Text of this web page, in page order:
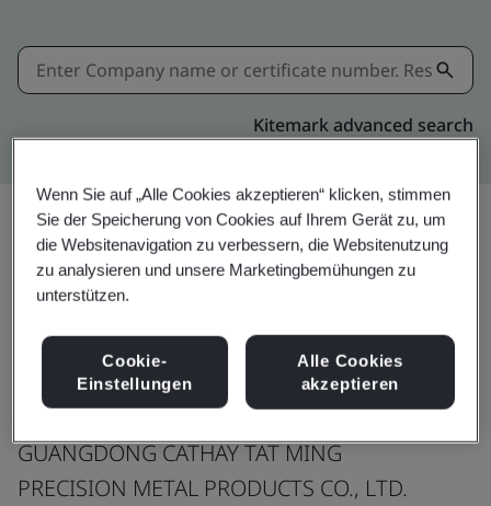
Kitemark advanced search
Teilen:
IATF 16949:2016
GUANGDONG CATHAY TAT MING
PRECISION METAL PRODUCTS CO., LTD.
Wenn Sie auf „Alle Cookies akzeptieren“ klicken, stimmen
Sie der Speicherung von Cookies auf Ihrem Gerät zu, um
die Websitenavigation zu verbessern, die Websitenutzung
zu analysieren und unsere Marketingbemühungen zu
unterstützen.
Cookie-
Einstellungen
Alle Cookies
akzeptieren